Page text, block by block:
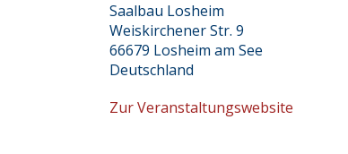
Saalbau Losheim
Weiskirchener Str. 9
66679 Losheim am See
Deutschland
Zur Veranstaltungswebsite